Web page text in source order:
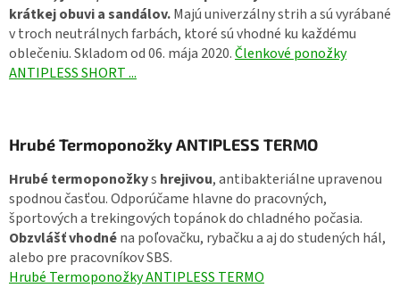
krátkej obuvi asandálov.Majú univerzálny strih a sú vyrábané
v troch neutrálnych farbách, ktoré sú vhodné ku každému
oblečeniu. Skladom od 06. mája 2020.Členkové ponožky
ANTIPLESS SHORT ...
Hrubé Termoponožky ANTIPLESS TERMO
Hrubé termoponožkys hrejivou, antibakteriálne upravenou
spodnou časťou. Odporúčame hlavne do pracovných,
športových a trekingových topánok do chladného počasia.
Obzvlášť vhodnéna poľovačku, rybačku a aj do studených hál,
alebo pre pracovníkov SBS.
Hrubé Termoponožky ANTIPLESS TERMO